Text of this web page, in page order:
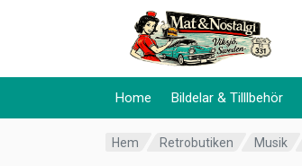
Home Bildelar & Tilllbehör
Hem Retrobutiken Musik